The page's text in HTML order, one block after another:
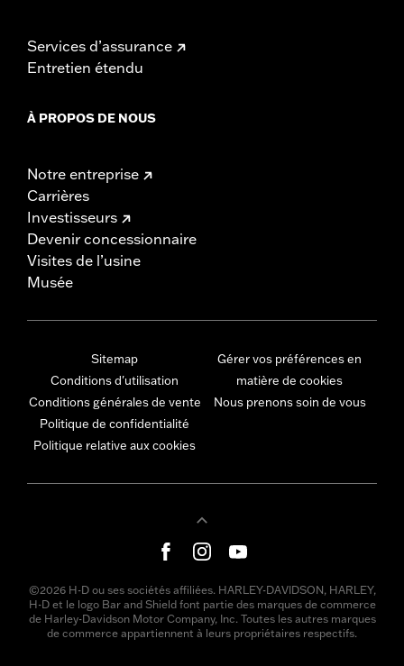
Services d’assurance
Entretien étendu
À PROPOS DE NOUS
Notre entreprise
Carrières
Investisseurs
Devenir concessionnaire
Visites de l’usine
Musée
Sitemap
Conditions d'utilisation
Conditions générales de vente
Politique de confidentialité
Politique relative aux cookies
Gérer vos préférences en
matière de cookies
Nous prenons soin de vous
©2026 H-D ou ses sociétés affiliées. HARLEY-DAVIDSON, HARLEY,
H-D et le logo Bar and Shield font partie des marques de commerce
de Harley-Davidson Motor Company, Inc. Toutes les autres marques
de commerce appartiennent à leurs propriétaires respectifs.